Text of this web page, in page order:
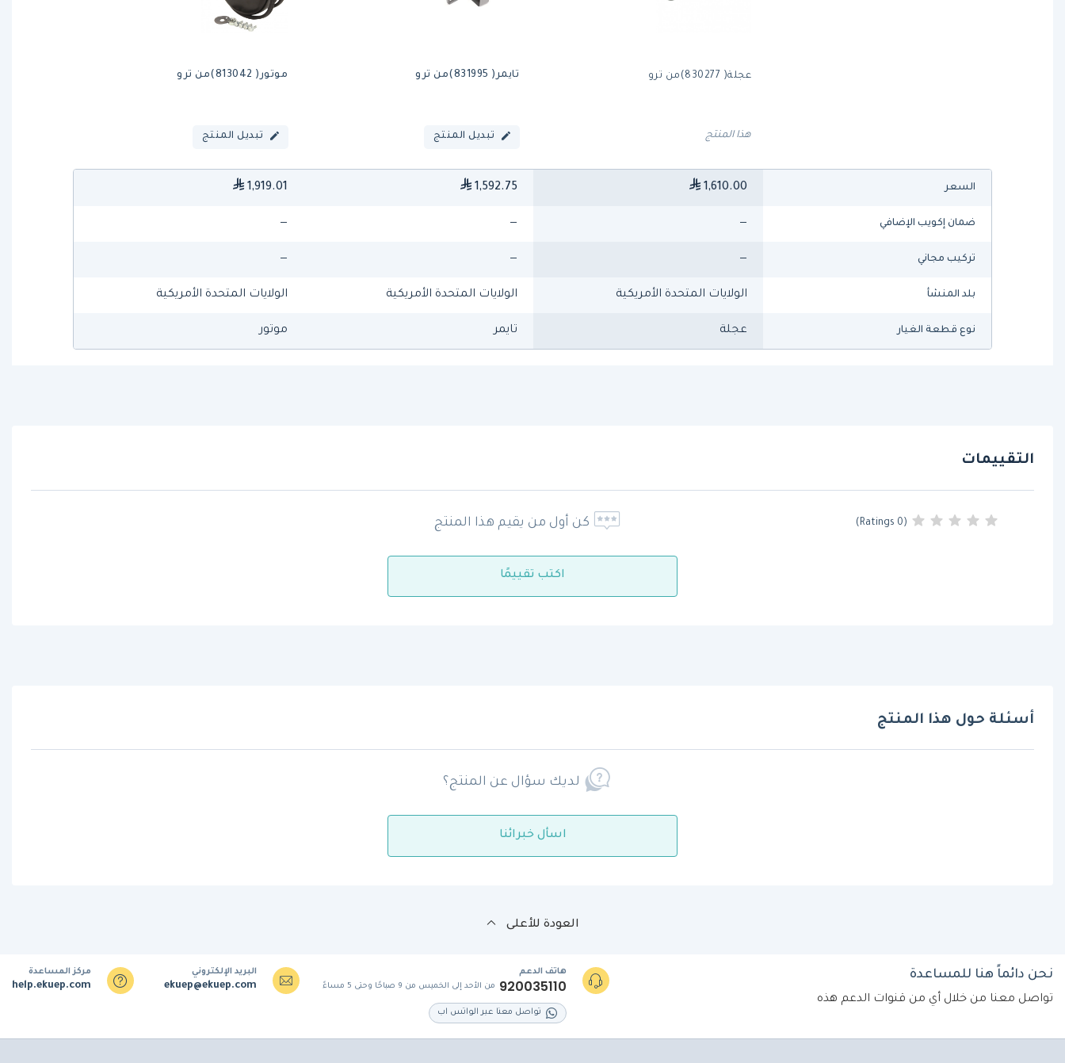
عجلة( 830277)من ترو
هذا المنتج
تايمر( 831995)من ترو
تبديل المنتج
موتور( 813042)من ترو
تبديل المنتج
السعر 1,610.00
1,592.75
1,919.01
ضمان إكويب الإضافي —
—
—
تركيب مجاني —
—
—
بلد المنشأ الولايات المتحدة الأمريكية الولايات المتحدة الأمريكية الولايات المتحدة الأمريكية
نوع قطعة الغيار عجلة تايمر موتور
التقييمات
(0 Ratings) كن أول من يقيم هذا المنتج
اكتب تقييمًا
أسئلة حول هذا المنتج
لديك سؤال عن المنتج؟
اسأل خبرائنا
العودة للأعلى
نحن دائماً هنا للمساعدة
تواصل معنا من خلال أي من قنوات الدعم هذه
هاتف الدعم
920035110 من الأحد إلى الخميس من 9 صباحًا وحتى 5 مساءً
تواصل معنا عبر الواتس اب
البريد الإلكتروني
ekuep@ekuep.com
مركز المساعدة
help.ekuep.com